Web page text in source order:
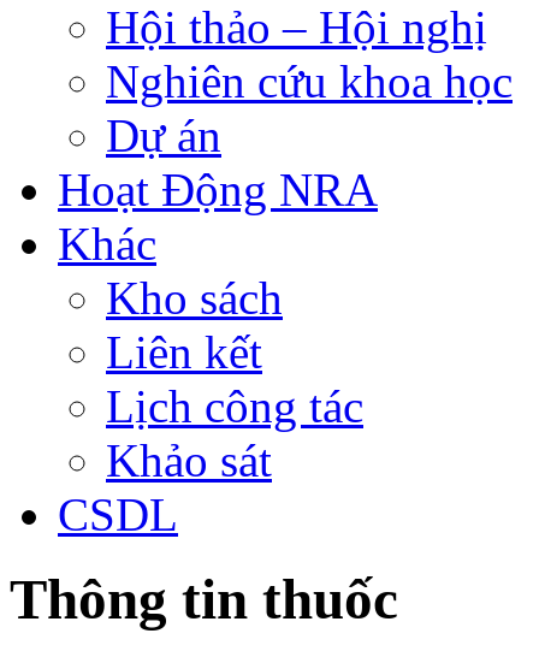
Hội thảo – Hội nghị
Nghiên cứu khoa học
Dự án
Hoạt Động NRA
Khác
Kho sách
Liên kết
Lịch công tác
Khảo sát
CSDL
Thông tin thuốc